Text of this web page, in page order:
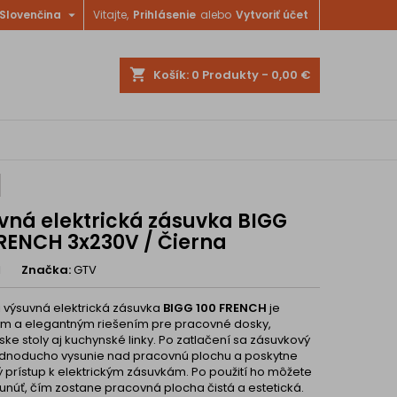
Vitajte, Prihlásenie alebo Vytvoriť účet
Slovenčina 
shopping_cart Košík: 0 Produkty - 0,00 €
elektrická zásuvka BIGG
3x230V / Čierna
Značka:GTV
elektrická zásuvka BIGG 100 FRENCH je
a elegantným riešením pre pracovné dosky,
stoly aj kuchynské linky. Po zatlačení sa zásuvkový
vysunie nad pracovnú plochu a poskytne
k elektrickým zásuvkám. Po použití ho môžete
čím zostane pracovná plocha čistá a estetická.